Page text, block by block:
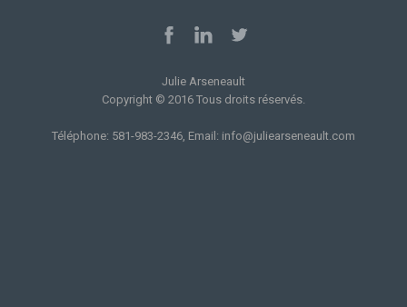
Julie Arseneault
Copyright © 2016 Tous droits réservés.
Téléphone: 581-983-2346, Email: info@juliearseneault.com